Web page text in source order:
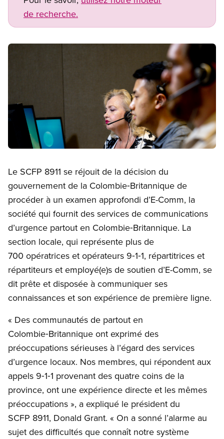
de recherche.
Image
Le SCFP 8911 se réjouit de la décision du
gouvernement de la Colombie‑Britannique de
procéder à un examen approfondi d’E-Comm, la
société qui fournit des services de communications
d’urgence partout en Colombie‑Britannique. La
section locale, qui représente plus de
700 opératrices et opérateurs 9‑1‑1, répartitrices et
répartiteurs et employé(e)s de soutien d’E-Comm, se
dit prête et disposée à communiquer ses
connaissances et son expérience de première ligne.
« Des communautés de partout en
Colombie‑Britannique ont exprimé des
préoccupations sérieuses à l’égard des services
d’urgence locaux. Nos membres, qui répondent aux
appels 9‑1‑1 provenant des quatre coins de la
province, ont une expérience directe et les mêmes
préoccupations », a expliqué le président du
SCFP 8911, Donald Grant. « On a sonné l’alarme au
sujet des difficultés que connaît notre système